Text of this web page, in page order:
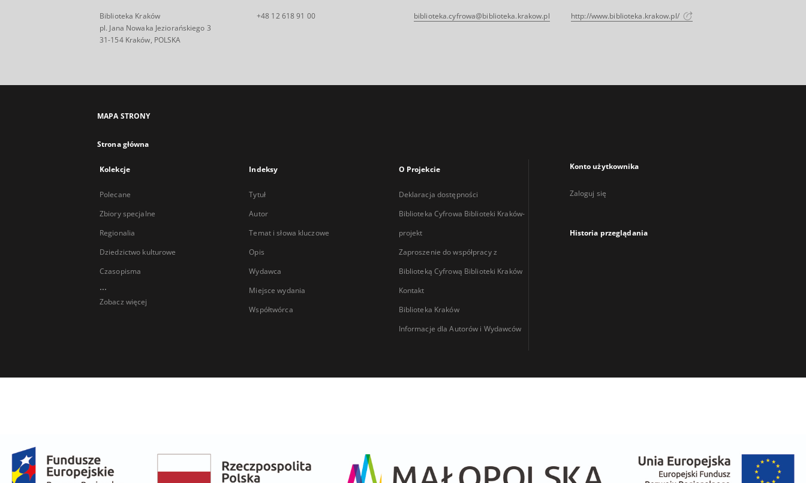
Biblioteka Kraków
pl. Jana Nowaka Jeziorańskiego 3
31-154 Kraków, POLSKA
+48 12 618 91 00 biblioteka.cyfrowa@biblioteka.krakow.pl http://www.biblioteka.krakow.pl/
MAPA STRONY
Strona główna
Kolekcje
Polecane
Zbiory specjalne
Regionalia
Dziedzictwo kulturowe
Czasopisma
...
Zobacz więcej
Indeksy
Tytuł
Autor
Temat i słowa kluczowe
Opis
Wydawca
Miejsce wydania
Współtwórca
O Projekcie
Deklaracja dostępności
Biblioteka Cyfrowa Biblioteki Kraków-
projekt
Zaproszenie do współpracy z
Biblioteką Cyfrową Biblioteki Kraków
Kontakt
Biblioteka Kraków
Informacje dla Autorów i Wydawców
Konto użytkownika
Zaloguj się
Historia przeglądania